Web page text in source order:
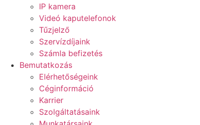
IP kamera
Videó kaputelefonok
Tűzjelző
Szervízdíjaink
Számla befizetés
Bemutatkozás
Elérhetőségeink
Céginformáció
Karrier
Szolgáltatásaink